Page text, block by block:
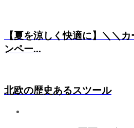
【夏を涼しく快適に】＼＼
ンペー...
北欧の歴史あるスツール